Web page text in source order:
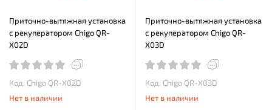
Приточно-вытяжная установка
с рекуператором Chigo QR-
X02D
Код: Chigo QR-X02D
Нет в наличии
Приточно-вытяжная установка
с рекуператором Chigo QR-
X03D
Код: Chigo QR-X03D
Нет в наличии